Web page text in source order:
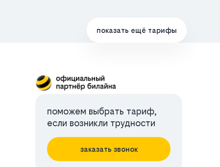
показать ещё тарифы
поможем выбрать тариф,
если возникли трудности
заказать звонок